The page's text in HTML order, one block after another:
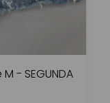
- SEGUNDA